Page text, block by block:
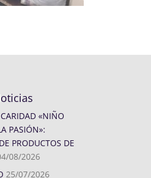
«NIÑO
PASIÓN»:
PRODUCTOS DE
08/2026
25/07/2026